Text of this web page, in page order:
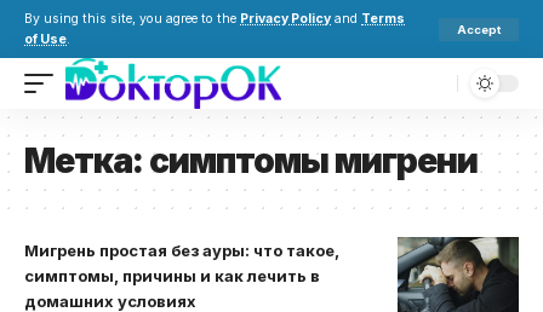
By using this site, you agree to the Privacy Policy and Terms
of Use.
Accept
Метка: симптомы мигрени
Мигрень простая без ауры: что такое,
симптомы, причины и как лечить в
домашних условиях